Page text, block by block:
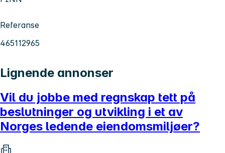
Referanse
465112965
Lignende annonser
Vil du jobbe med regnskap tett på
beslutninger og utvikling i et av
Norges ledende eiendomsmiljøer?